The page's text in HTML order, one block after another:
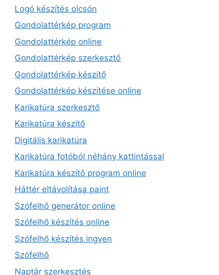
Logó készítés olcsón
Gondolattérkép program
Gondolattérkép online
Gondolattérkép szerkesztő
Gondolattérkép készítő
Gondolattérkép készítése online
Karikatúra szerkesztő
Karikatúra készítő
Digitális karikatúra
Karikatúra fotóból néhány kattintással
Karikatúra készítő program online
Háttér eltávolítása paint
Szófelhő generátor online
Szófelhő készítés online
Szófelhő készítés ingyen
Szófelhő
Naptár szerkesztés